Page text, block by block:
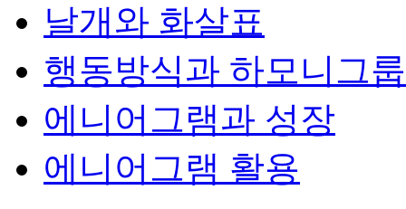
날개와 화살표
행동방식과 하모니그룹
에니어그램과 성장
에니어그램 활용